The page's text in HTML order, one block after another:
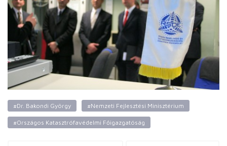
#Dr. Bakondi György #Nemzeti Fejlesztési Minisztérium
#Országos Katasztrófavédelmi Főigazgatóság